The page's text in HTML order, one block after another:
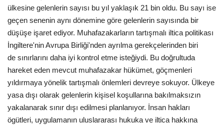
Restoranlar
Sağlık
Etkinlik
Teknoloji
Hakkımızda
ülkesine gelenlerin sayısı bu yıl yaklaşık 21 bin oldu. Bu sayı ise
geçen senenin aynı dönemine göre gelenlerin sayısında bir
düşüşe işaret ediyor. Muhafazakarların tartışmalı iltica politikası
İngiltere'nin Avrupa Birliği'nden ayrılma gerekçelerinden biri
de sınırlarını daha iyi kontrol etme isteğiydi. Bu doğrultuda
hareket eden mevcut muhafazakar hükümet, göçmenleri
yıldırmaya yönelik tartışmalı önlemleri devreye sokuyor. Ülkeye
yasa dışı olarak gelenlerin kişisel koşullarına bakılmaksızın
yakalanarak sınır dışı edilmesi planlanıyor. İnsan hakları
ögütleri, uygulamanın uluslararası hukuka ve iltica hakkına